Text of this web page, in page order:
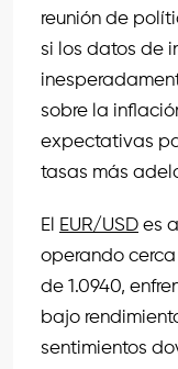
reunión de
si los datos de
sobre la
expectativas
tasas más
El EUR/USD es
operando
de 1.0940,
bajo
sentimientos